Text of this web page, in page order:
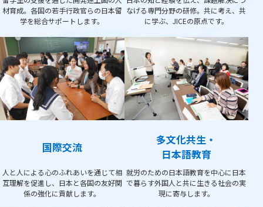
材育成。各国の若手行政官らの日本留
学を総合サポートします。
なげる専門分野の研修。共に考え、共
に学ぶ、JICEの原点です。
国際交流
人と人による心のふれあいを通じて相
互理解を促進し、日本と各国の友好関
係の強化に貢献します。
多文化共生・
日本語教育
就労のための日本語教育を中心に日本
で暮らす外国人と共に生きる社会の実
現に寄与します。